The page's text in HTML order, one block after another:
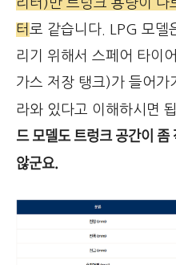
리터)만 트렁크 용량이 다
터 로 같습니다. LPG 모델
리기 위해서 스페어 타이
가스 저장 탱크)가 들어가
라와 있다고 이해하시면
드 모델도 트렁크 공간이
않군요.